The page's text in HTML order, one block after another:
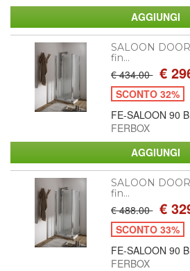
SALOON
fin...
€ 434.00 €
SCONTO 32%
FE-SALOON 90
FERBOX
SALOON
fin...
€ 488.00 €
SCONTO 33%
FE-SALOON 90
FERBOX